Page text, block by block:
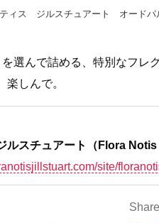
ィス ジルスチュアート オードパ
選んで詰める、特別なフレ
しんで。
スチュアート（Flora Notis
site/
Share